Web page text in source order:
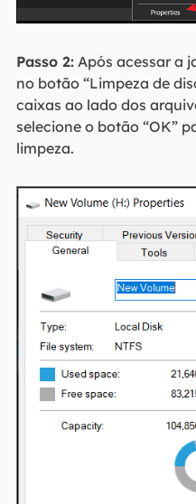
Passo 2:Após acessar a
no botão “Limpeza de
caixas ao lado dos
selecione o botão “OK”
limpeza.